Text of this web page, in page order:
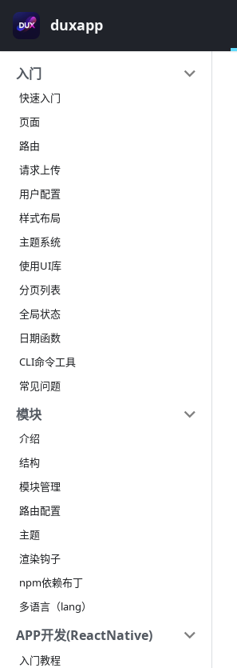
duxapp
入门
快速入门
页面
路由
请求上传
用户配置
样式布局
主题系统
使用UI库
分页列表
全局状态
日期函数
CLI命令工具
常见问题
模块
介绍
结构
模块管理
路由配置
主题
渲染钩子
npm依赖布丁
多语言（lang）
APP开发(ReactNative)
入门教程